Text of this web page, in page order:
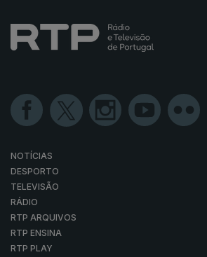
NOTÍCIAS
DESPORTO
TELEVISÃO
RÁDIO
RTP ARQUIVOS
RTP ENSINA
RTP PLAY